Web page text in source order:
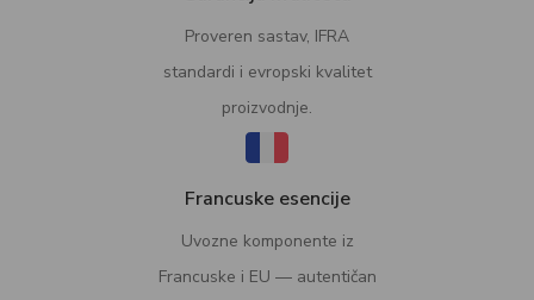
Proveren sastav, IFRA
standardi i evropski kvalitet
proizvodnje.
Francuske esencije
Uvozne komponente iz
Francuske i EU — autentičan